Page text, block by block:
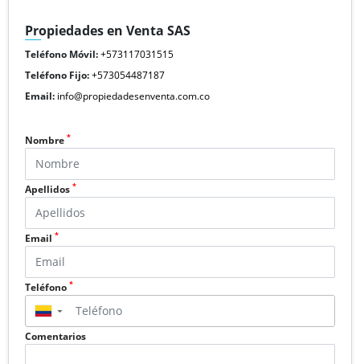
Propiedades en Venta SAS
Teléfono Móvil:+573117031515
Teléfono Fijo:+573054487187
Email: info@propiedadesenventa.com.co
Nombre *
Apellidos *
Email *
Teléfono *
▼
Comentarios